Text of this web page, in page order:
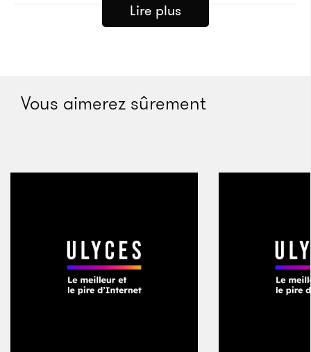
Lire plus
Vous aimerez sûrement